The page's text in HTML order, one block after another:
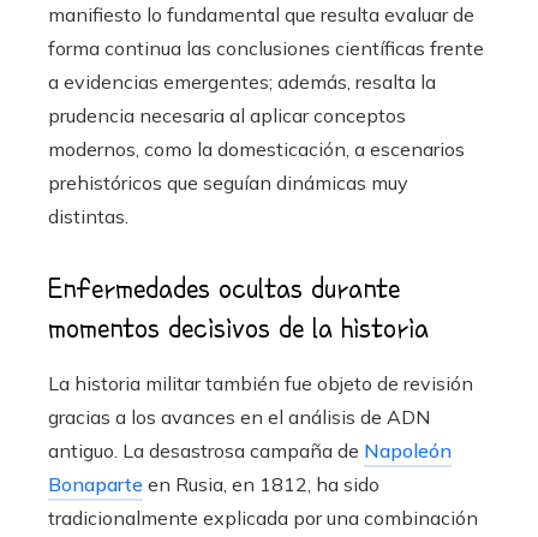
manifiesto lo fundamental que resulta evaluar de
forma continua las conclusiones científicas frente
a evidencias emergentes; además, resalta la
prudencia necesaria al aplicar conceptos
modernos, como la domesticación, a escenarios
prehistóricos que seguían dinámicas muy
distintas.
Enfermedades ocultas durante
momentos decisivos de la historia
La historia militar también fue objeto de revisión
gracias a los avances en el análisis de ADN
antiguo. La desastrosa campaña de Napoleón
Bonaparte en Rusia, en 1812, ha sido
tradicionalmente explicada por una combinación